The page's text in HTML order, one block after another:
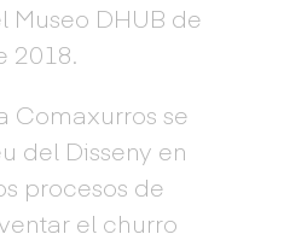
Museo DHUB de
2018.
Comaxurros se
del Disseny en
procesos de
el churro